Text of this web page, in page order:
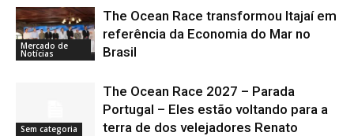
Mercado de
Notícias
The Ocean Race transformou Itajaí em
referência da Economia do Mar no
Brasil
Sem categoria
The Ocean Race 2027 – Parada
Portugal – Eles estão voltando para a
terra de dos velejadores Renato